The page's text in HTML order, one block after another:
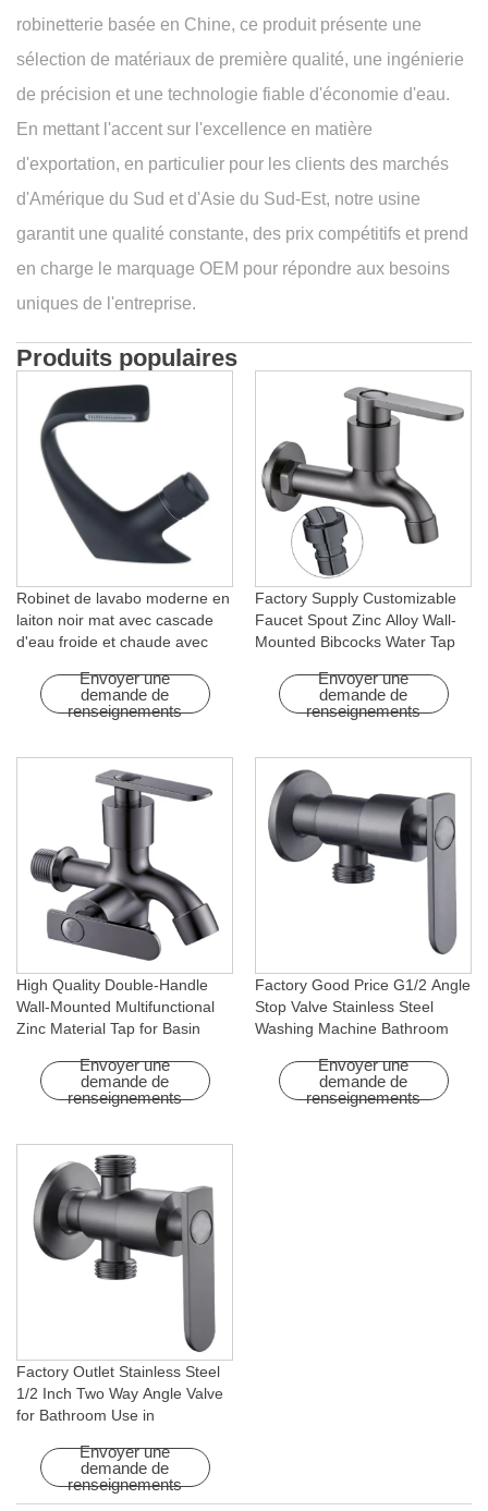
robinetterie basée en Chine, ce produit présente une
sélection de matériaux de première qualité, une ingénierie
de précision et une technologie fiable d'économie d'eau.
En mettant l'accent sur l'excellence en matière
d'exportation, en particulier pour les clients des marchés
d'Amérique du Sud et d'Asie du Sud-Est, notre usine
garantit une qualité constante, des prix compétitifs et prend
en charge le marquage OEM pour répondre aux besoins
uniques de l'entreprise.
Produits populaires
Robinet de lavabo moderne en
laiton noir mat avec cascade
d'eau froide et chaude avec
appartementsEnvoyer une
demande de
renseignements
Factory Supply Customizable
Faucet Spout Zinc Alloy Wall-
Mounted Bibcocks Water Tap
Envoyer une
demande de
renseignements
High Quality Double-Handle
Wall-Mounted Multifunctional
Zinc Material Tap for Basin
Homes
Envoyer une
demande de
renseignements
Factory Good Price G1/2 Angle
Stop Valve Stainless Steel
Washing Machine Bathroom
Apartments & Hotels
Envoyer une
demande de
renseignements
Factory Outlet Stainless Steel
1/2 Inch Two Way Angle Valve
for Bathroom Use in
InstallationEnvoyer une
demande de
renseignements